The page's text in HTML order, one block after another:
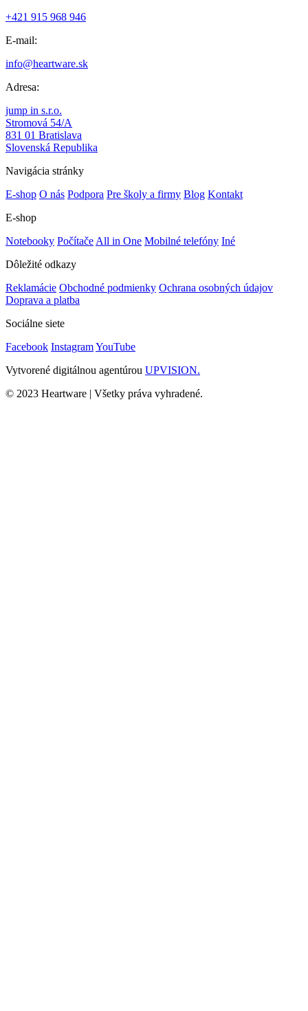
+421 915 968 946
E-mail:
info@heartware.sk
Adresa:
jump in s.r.o.
Stromová 54/A
831 01 Bratislava
Slovenská Republika
Navigácia stránky
E-shop O nás Podpora Pre školy a firmy Blog Kontakt
E-shop
Notebooky Počítače All in One Mobilné telefóny Iné
Dôležité odkazy
Reklamácie Obchodné podmienky Ochrana osobných údajov
Doprava a platba
Sociálne siete
Facebook InstagramYouTube
Vytvorené digitálnou agentúrou UPVISION.
© 2023 Heartware | Všetky práva vyhradené.